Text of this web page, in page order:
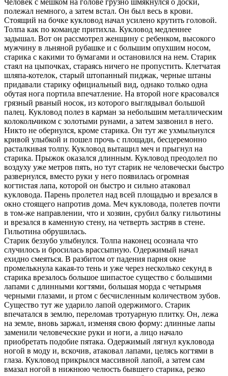
Человек с мешком на голове грузно шмякнулся о доски,
полежал немного, а затем встал. Он был весь в крови.
Стоящий на бочке кукловод начал усилено крутить головой.
Толпа как по команде притихла. Кукловод медленнее
задышал. Вот он рассмотрел женщину с ребенком, высокого
мужчину в льняной рубашке и с большим опухшим носом,
старика с какими то бумагами и остановился на нем. Старик
стаял на цыпочках, стараясь ничего не пропустить. Клетчатая
шляпа-котелок, старый штопанный пиджак, черные штаны
придавали старику официальный вид, однако только одна
обутая нога портила впечатление. На второй ноге красовался
грязный рваный носок, из которого выглядывал большой
палец. Кукловод полез в карман за небольшим металлическим
колокольчиком с золотыми рунами, а затем зазвонил в него.
Никто не обернулся, кроме старика. Он тут же ухмыльнулся
кривой улыбкой и пошел прочь с площади, бесцеремонно
расталкивая толпу. Кукловод вытащил меч и прыгнул на
старика. Прыжок оказался длинным. Кукловод преодолел по
воздуху уже метров пять, но тут старик не человечески быстро
развернулся, вместо руки у него появилась огромная
когтистая лапа, которой он быстро и сильно атаковал
кукловода. Парень пролетел над всей площадью и врезался в
окно стоящего напротив дома. Меч кукловода, полетев почти
в том-же направлении, что и хозяин, срубил балку гильотины
и врезался в каменную стену, на четверть застряв в стене.
Гильотина обрушилась.
Старик беззубо улыбнулся. Толпа наконец осознала что
случилось и бросилась врассыпную. Одержимый начал
ехидно смеяться. В разбитом от падения парня окне
промелькнула какая-то тень и уже через несколько секунд в
старика врезалось большое шипастое существо с большими
лапами с длинными когтями, большая морда с четырьмя
черными глазами, и ртом с бесчисленным количеством зубов.
Существо тут же ударило лапой одержимого. Старик
впечатался в землю, переломав тротуарную плитку. Он, лежа
на земле, вновь заржал, изменяя свою форму: длинные лапы
заменили человеческие руки и ноги, а лицо начало
приобретать подобие пятака. Одержимый лягнул кукловода
ногой в моду и, вскочив, атаковал лапами, целясь когтями в
глаза. Кукловод прикрылся массивной лапой, а затем сам
вмазал ногой в нижнюю челюсть бывшего старика, резко